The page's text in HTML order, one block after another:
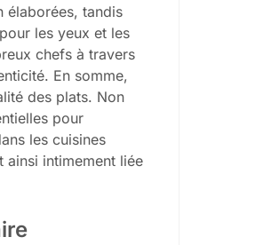
élaborées, tandis
les yeux et les
chefs à travers
En somme,
des plats. Non
pour
les cuisines
ainsi intimement liée